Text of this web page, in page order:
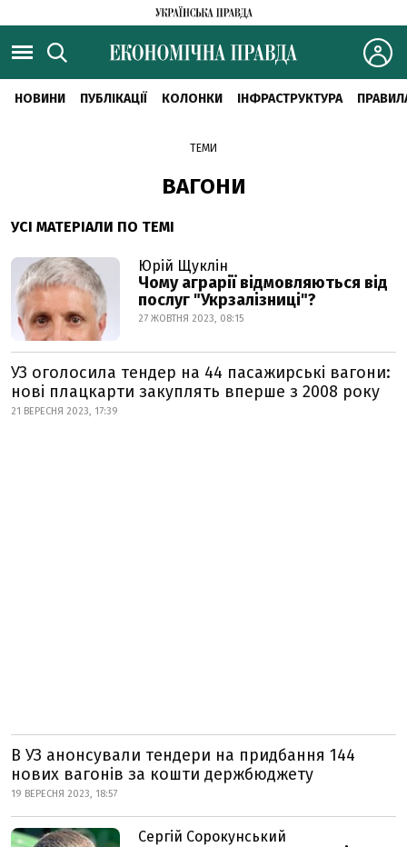
НОВИНИ ПУБЛІКАЦІЇ КОЛОНКИ ІНФРАСТРУКТУРА
ТЕМИ
ВАГОНИ
УСІ МАТЕРІАЛИ ПО ТЕМІ
Юрій Щуклін
Чому аграрії відмовляються від
послуг "Укрзалізниці"?
27 ЖОВТНЯ 2023, 08:15
УЗ оголосила тендер на 44 пасажирські вагони:
нові плацкарти закуплять вперше з 2008 року
21 ВЕРЕСНЯ 2023, 17:39
В УЗ анонсували тендери на придбання 144
нових вагонів за кошти держбюджету
19 ВЕРЕСНЯ 2023, 18:57
Сергій Сорокунський